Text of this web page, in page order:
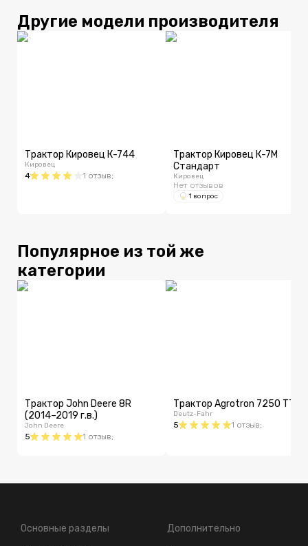
Другие модели производителя
Трактор Кировец К-744
Кировец
4 1 отзыв;
Трактор Кировец К-7М
Стандарт
Кировец
Нет отзывов
1 вопрос
Популярное из той же
категории
Трактор John Deere 8R
(2014–2019 г.в.)
John Deere
5 1 отзыв;
Трактор Agrotron 7250 TTV
Deutz-Fahr
5 1 отзыв;
Основные разделы Дополнительно